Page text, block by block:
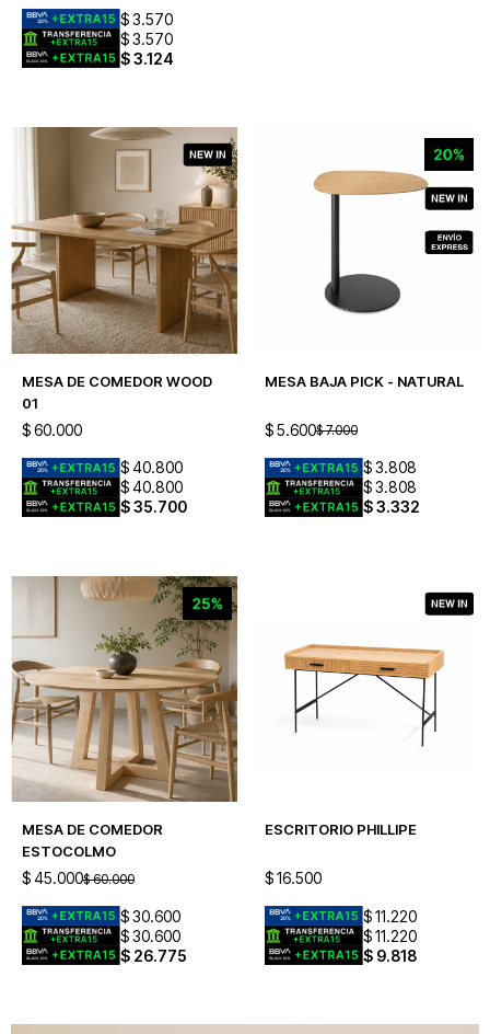
$3.570
$3.570
$3.124
MESA DE COMEDOR WOOD
01
$60.000
$40.800
$40.800
$35.700
MESA BAJA PICK - NATURAL
$ 5.600$ 7.000
$ 3.808
$ 3.808
$ 3.332
MESA DE COMEDOR
ESTOCOLMO
$45.000$ 60.000
$30.600
$30.600
$ 26.775
ESCRITORIO PHILLIPE
$ 16.500
$ 11.220
$ 11.220
$ 9.818